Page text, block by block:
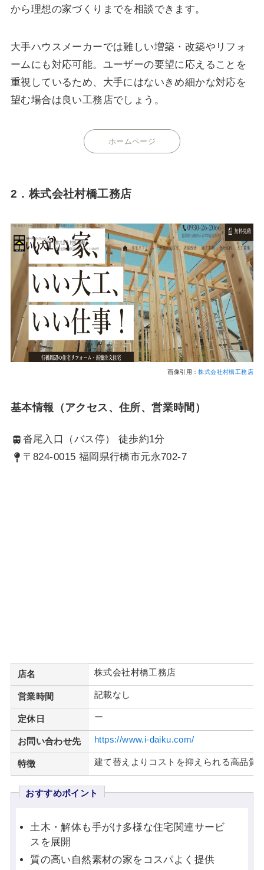
から理想の家づくりまでを相談できます。
大手ハウスメーカーでは難しい増築・改築やリフォ
ームにも対応可能。ユーザーの要望に応えることを
重視しているため、大手にはないきめ細かな対応を
望む場合は良い工務店でしょう。
ホームページ
2．株式会社村橋工務店
画像引用：株式会社村橋工務店
基本情報（アクセス、住所、営業時間）
沓尾入口（バス停） 徒歩約1分
〒824-0015 福岡県行橋市元永702-7
店名 株式会社村橋工務店
営業時間 記載なし
定休日 ー
お問い合わせ先 https://www.i-daiku.com/
特徴 建て替えよりコストを抑えられる高品質
おすすめポイント
土木・解体も手がけ多様な住宅関連サービ
スを展開
質の高い自然素材の家をコスパよく提供